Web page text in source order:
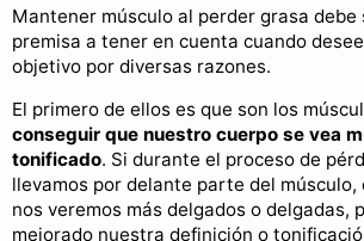
Mantener músculo al perder grasa debe
premisa a tener en cuenta cuando
objetivo por diversas razones.
El primero de ellos es que son los
conseguir que nuestro cuerpo se vea
tonificado. Si durante el proceso de
llevamos por delante parte del
nos veremos más delgados o delgadas,
mejorado nuestra definición o